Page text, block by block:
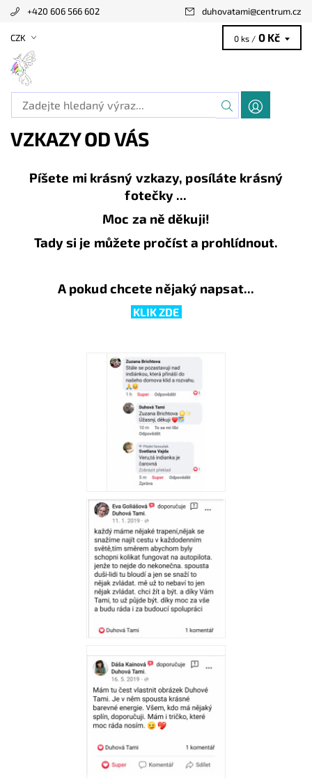
+420 606 566 602 duhovatami@centrum.cz
CZK 0 ks / 0 Kč
VZKAZY OD VÁS
Píšete mi krásný vzkazy, posíláte krásný
fotečky ...
Moc za ně děkuji!
Tady si je můžete pročíst a prohlídnout.
A pokud chcete nějaký napsat...
KLIK ZDE